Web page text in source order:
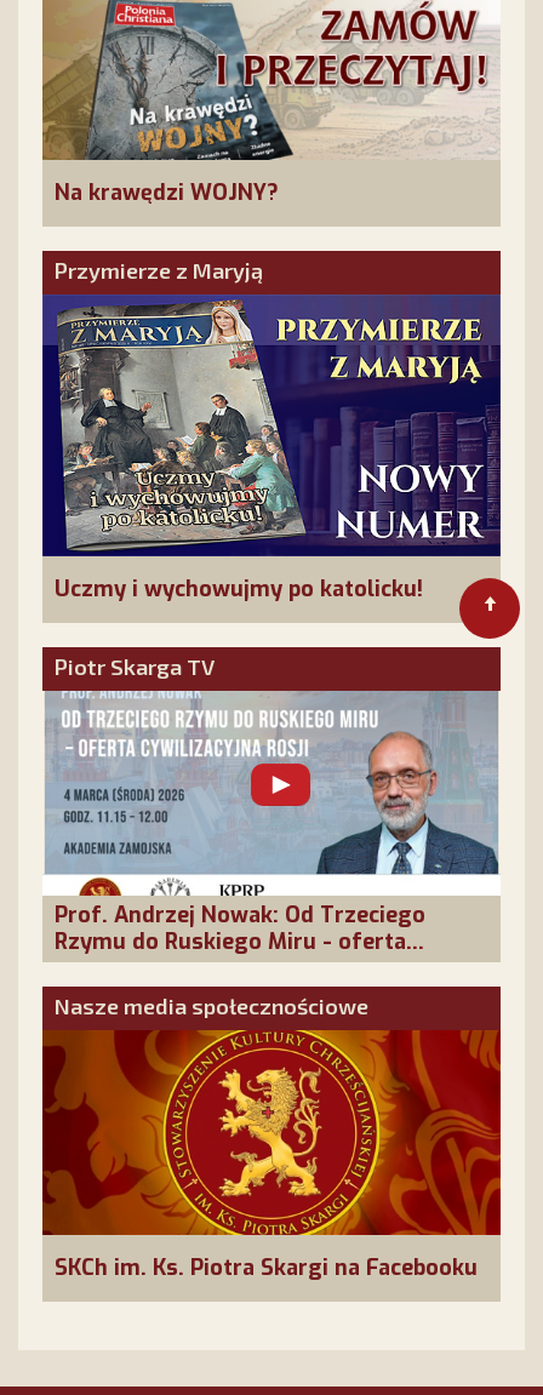
Na krawędzi WOJNY?
Przymierze z Maryją
Uczmy i wychowujmy po katolicku!
Piotr Skarga TV
Prof. Andrzej Nowak: Od Trzeciego
Rzymu do Ruskiego Miru - oferta
cywilizacyjna Rosji
Nasze media społecznościowe
SKCh im. Ks. Piotra Skargi na Facebooku